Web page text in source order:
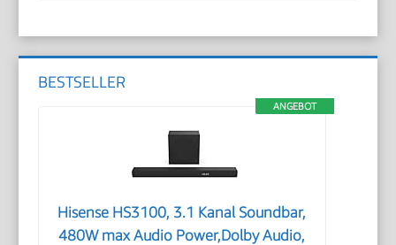
BESTSELLER
ANGEBOT
Hisense HS3100, 3.1 Kanal Soundbar,
480W max Audio Power,Dolby Audio,